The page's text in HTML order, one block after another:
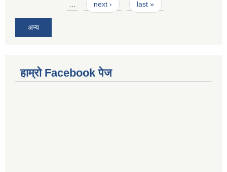
next › last »
अन्य
हाम्राे Facebook पेज